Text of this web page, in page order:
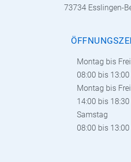
73734 Esslingen-
Montag bis
08:00 bis
Montag bis
14:00 bis
Samstag
08:00 bis